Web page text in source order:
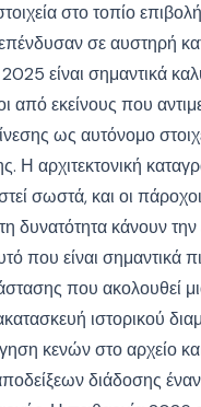
στο τοπίο
σε αυστηρή
είναι σημαντικά
από εκείνους που
ως αυτόνομο
αρχιτεκτονική
σωστά, και οι
δυνατότητα κάνουν
που είναι σημαντικά
που ακολουθεί
ιστορικού
κενών στο αρχείο
διάδοσης